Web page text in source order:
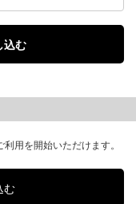
用を開始いただけます。